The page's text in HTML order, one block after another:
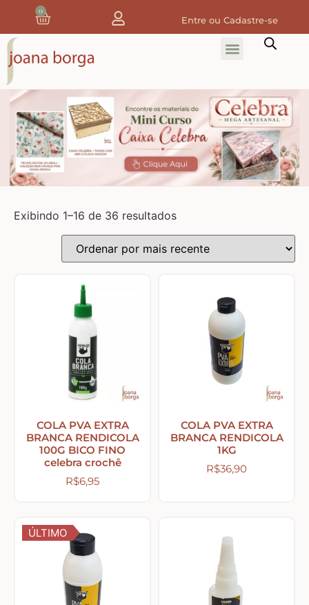
0
Entre ou Cadastre-se
Home
Tecidos
Tecidos de Natal
Tecidos Digitais e 3D
Tecidos de Composição
Tecidos com Desenhos de Painéis
Listrados e Xadrez
Tecidos Estampados e Florais
Tecidos Estampas de Cozinha
MDF – CAIXAS E APLIQUES
Exibindo 1–16 de 36 resultados
COLA PVA EXTRA
BRANCA RENDICOLA
100G BICO FINO
celebra crochê
R$6,95
COLA PVA EXTRA
BRANCA RENDICOLA
1KG
R$36,90
ÚLTIMO